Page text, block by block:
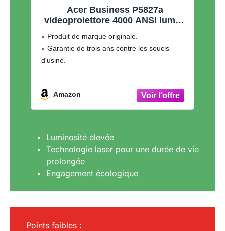
Acer Business P5827a
videoproiettore 4000 ANSI lumen
Compatibilit? 3D Bianco
Produit de marque originale.
Garantie de trois ans contre les soucis
d'usine.
Amazon
Luminosité élevée
Technologie laser pour une durée de vie
prolongée
Engagement écologique
Points faibles :